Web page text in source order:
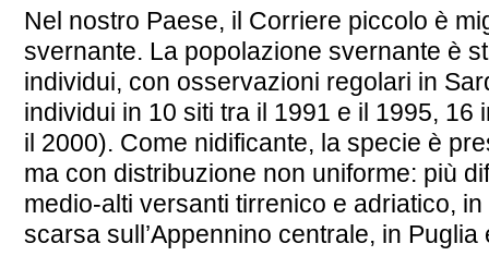
Nel nostro Paese, il Corriere piccolo è
svernante. La popolazione svernante è
individui, con osservazioni regolari in
individui in 10 siti tra il 1991 e il 1995, 16
il 2000). Come nidificante, la specie è
ma con distribuzione non uniforme: più
medio-alti versanti tirrenico e adriatico,
scarsa sull’Appennino centrale, in